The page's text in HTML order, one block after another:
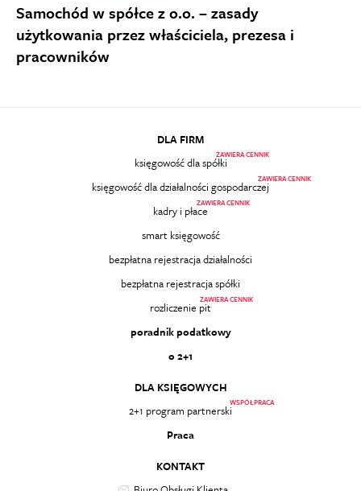
Samochód w spółce z o.o. – zasady
użytkowania przez właściciela, prezesa i
pracowników
DLA FIRM
księgowość dla spółki
ZAWIERA CENNIK
księgowość dla działalności gospodarczej
ZAWIERA CENNIK
kadry i płace
ZAWIERA CENNIK
smart księgowość
bezpłatna rejestracja działalności
bezpłatna rejestracja spółki
rozliczenie pit
ZAWIERA CENNIK
poradnik podatkowy
o 2+1
DLA KSIĘGOWYCH
2+1 program partnerski
WSPÓŁPRACA
Praca
KONTAKT